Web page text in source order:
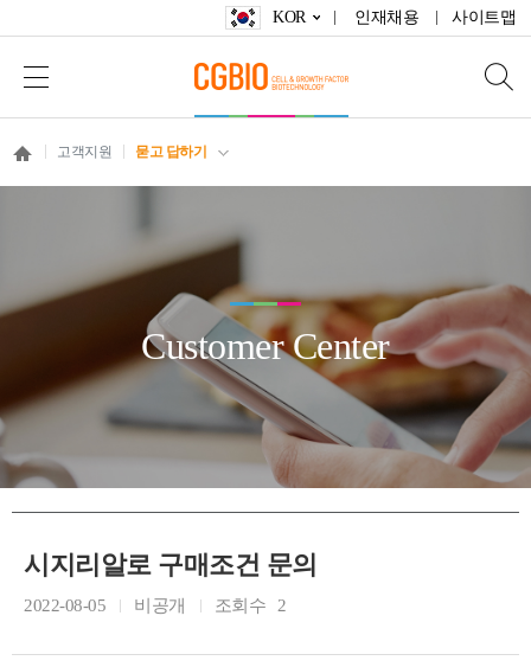
KOR 인재채용 사이트맵
고객지원 묻고 답하기
Customer Center
시지리알로 구매조건 문의
2022-08-05 비공개 조회수 2